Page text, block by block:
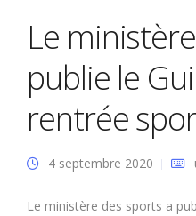
Le
publie le
rentrée
4 septembre 2020
Le ministère des sports a